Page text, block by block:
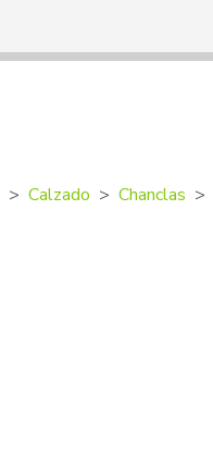
Calzado Chanclas